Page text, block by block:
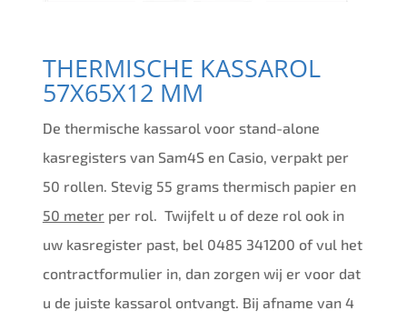
THERMISCHE KASSAROL
57X65X12 MM
De thermische kassarol voor stand-alone
kasregisters van Sam4S en Casio, verpakt per
50 rollen. Stevig 55 grams thermisch papier en
50 meterper rol. Twijfelt u of deze rol ook in
uw kasregister past, bel 0485 341200 of vul het
contractformulier in, dan zorgen wij er voor dat
u de juiste kassarol ontvangt. Bij afname van 4